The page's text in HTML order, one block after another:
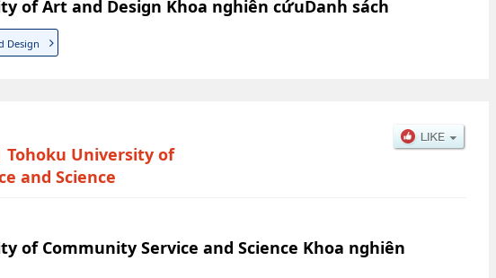
of Art and Design Khoa nghiên cứuDanh sách
Design
Tohoku University of
and Science
of Community Service and Science Khoa nghiên